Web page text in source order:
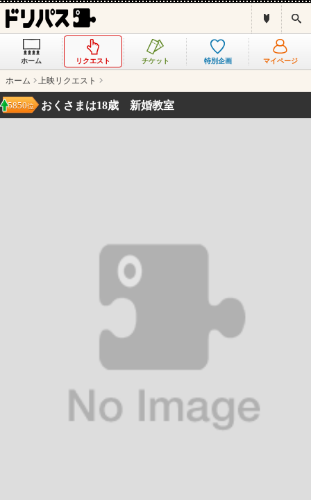
ス
ホーム リクエスト チケット 特別企画 マイページ
ホーム 上映リクエスト
おくさまは18歳 新婚教室
5850位